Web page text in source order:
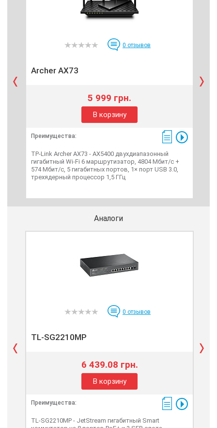
0 отзывов
Archer AX73
5 999 грн.
В корзину
Преимущества:
TP-Link Archer AX73 - AX5400 двухдиапазонный
гигабитный Wi-Fi 6 маршрутизатор, 4804 Мбит/с +
574 Мбит/с, 5 гигабитных портов, 1× порт USB 3.0,
трехядерный процессор 1,5 ГГц
Аналоги
0 отзывов
TL-SG2210MP
6 439.08 грн.
В корзину
Преимущества:
TL-SG2210MP - JetStream гигабитный Smart